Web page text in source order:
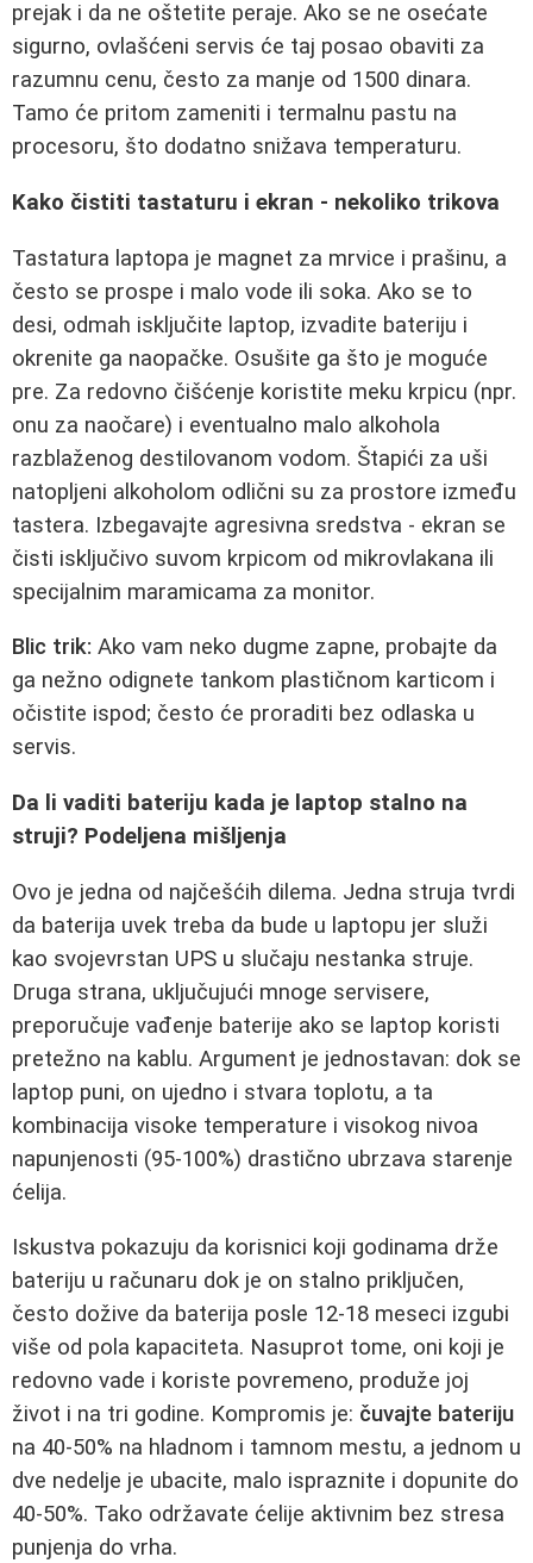
prejak i da ne oštetite peraje. Ako se ne osećate
sigurno, ovlašćeni servis će taj posao obaviti za
razumnu cenu, često za manje od 1500 dinara.
Tamo će pritom zameniti i termalnu pastu na
procesoru, što dodatno snižava temperaturu.
Kako čistiti tastaturu i ekran - nekoliko trikova
Tastatura laptopa je magnet za mrvice i prašinu, a
često se prospe i malo vode ili soka. Ako se to
desi, odmah isključite laptop, izvadite bateriju i
okrenite ga naopačke. Osušite ga što je moguće
pre. Za redovno čišćenje koristite meku krpicu (npr.
onu za naočare) i eventualno malo alkohola
razblaženog destilovanom vodom. Štapići za uši
natopljeni alkoholom odlični su za prostore između
tastera. Izbegavajte agresivna sredstva - ekran se
čisti isključivo suvom krpicom od mikrovlakana ili
specijalnim maramicama za monitor.
Blic trik: Ako vam neko dugme zapne, probajte da
ga nežno odignete tankom plastičnom karticom i
očistite ispod; često će proraditi bez odlaska u
servis.
Da li vaditi bateriju kada je laptop stalno na
struji? Podeljena mišljenja
Ovo je jedna od najčešćih dilema. Jedna struja tvrdi
da baterija uvek treba da bude u laptopu jer služi
kao svojevrstan UPS u slučaju nestanka struje.
Druga strana, uključujući mnoge servisere,
preporučuje vađenje baterije ako se laptop koristi
pretežno na kablu. Argument je jednostavan: dok se
laptop puni, on ujedno i stvara toplotu, a ta
kombinacija visoke temperature i visokog nivoa
napunjenosti (95‑100%) drastično ubrzava starenje
ćelija.
Iskustva pokazuju da korisnici koji godinama drže
bateriju u računaru dok je on stalno priključen,
često dožive da baterija posle 12‑18 meseci izgubi
više od pola kapaciteta. Nasuprot tome, oni koji je
redovno vade i koriste povremeno, produže joj
život i na tri godine. Kompromis je: čuvajte bateriju
na 40‑50% na hladnom i tamnom mestu, a jednom u
dve nedelje je ubacite, malo ispraznite i dopunite do
40‑50%. Tako održavate ćelije aktivnim bez stresa
punjenja do vrha.